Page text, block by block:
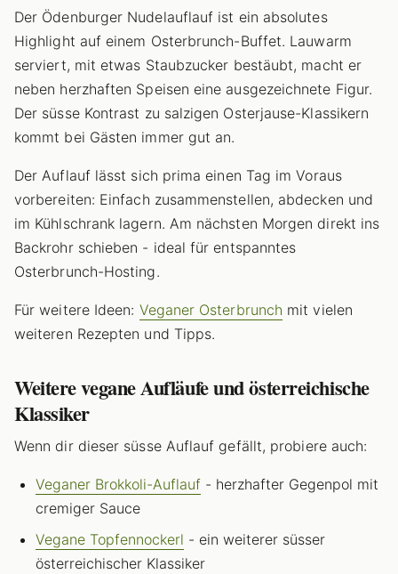
Der Ödenburger Nudelauflauf ist ein absolutes
Highlight auf einem Osterbrunch-Buffet. Lauwarm
serviert, mit etwas Staubzucker bestäubt, macht er
neben herzhaften Speisen eine ausgezeichnete Figur.
Der süsse Kontrast zu salzigen Osterjause-Klassikern
kommt bei Gästen immer gut an.
Der Auflauf lässt sich prima einen Tag im Voraus
vorbereiten: Einfach zusammenstellen, abdecken und
im Kühlschrank lagern. Am nächsten Morgen direkt ins
Backrohr schieben - ideal für entspanntes
Osterbrunch-Hosting.
Für weitere Ideen: Veganer Osterbrunch mit vielen
weiteren Rezepten und Tipps.
Weitere vegane Aufläufe und österreichische
Klassiker
Wenn dir dieser süsse Auflauf gefällt, probiere auch:
Veganer Brokkoli-Auflauf - herzhafter Gegenpol mit
cremiger Sauce
Vegane Topfennockerl - ein weiterer süsser
österreichischer Klassiker